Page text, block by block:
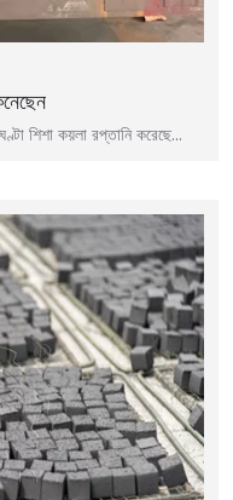
শিশা কয়লা রপ্তানি করেছে…